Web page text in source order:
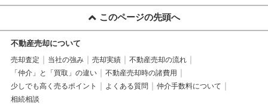
このページの先頭へ
不動産売却について
売却査定 当社の強み 売却実績
不動産売却の流れ
「仲介」と「買取」の違い
不動産売却時の諸費用
少しでも高く売るポイント
よくある質問
仲介手数料について
相続相談